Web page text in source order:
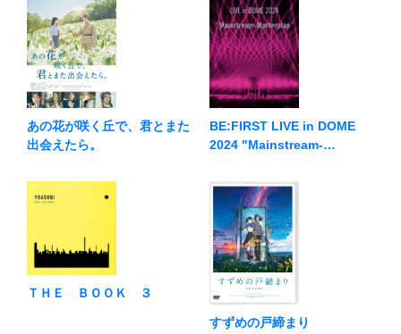
あの花が咲く丘で、君とまた
出会えたら。
BE:FIRST LIVE in DOME
2024 "Mainstream-
ＴＨＥ ＢＯＯＫ ３
すずめの戸締まり